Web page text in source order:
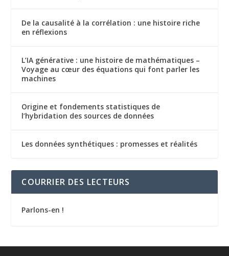
De la causalité à la corrélation : une histoire riche
en réflexions
L’IA générative : une histoire de mathématiques –
Voyage au cœur des équations qui font parler les
machines
Origine et fondements statistiques de
l’hybridation des sources de données
Les données synthétiques : promesses et réalités
COURRIER DES LECTEURS
Parlons-en !